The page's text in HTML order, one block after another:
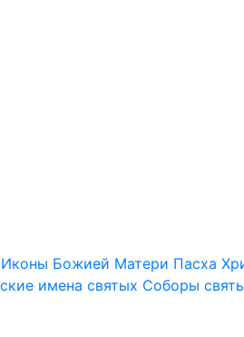
Иконы Божией Матери Пасха
имена святых Соборы